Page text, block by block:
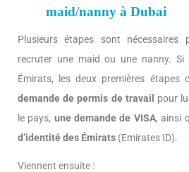
maid/nanny à Dubai
Plusieurs étapes sont nécessaires
recruter une maid ou une nanny.
Émirats, les deux premières étapes
demande de permis de travail
pour
le pays, une demande de VISA, ainsi
d’identité des Émirats (Emirates ID).
Viennent ensuite :